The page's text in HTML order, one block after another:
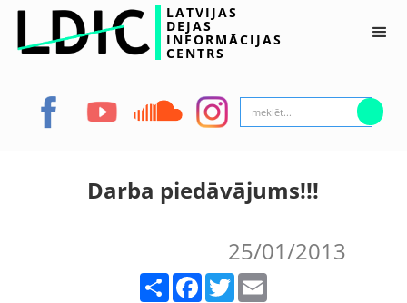
LATVIJAS
DEJAS
INFORMĀCIJAS
CENTRS
Darba piedāvājums!!!
25/01/2013
Facebook Twitter